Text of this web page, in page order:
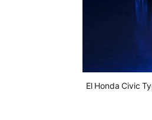
El Honda Civic